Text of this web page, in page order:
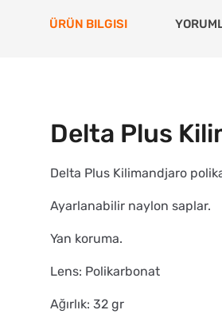
ÜRÜN BILGISI
Delta Plus
Delta Plus Kilimandjaro
Ayarlanabilir naylon saplar.
Yan koruma.
Lens: Polikarbonat
Ağırlık: 32 gr